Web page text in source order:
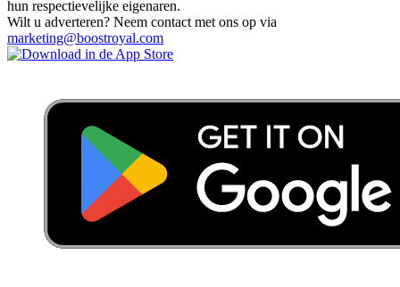
hun respectievelijke eigenaren.
Wilt u adverteren? Neem contact met ons op via
marketing@boostroyal.com